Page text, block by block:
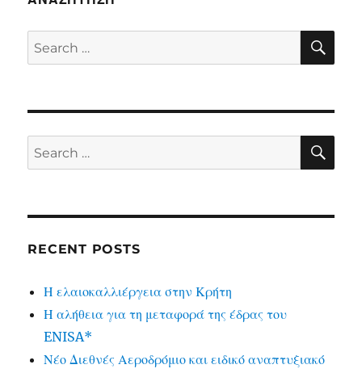
Search
for:
Search
for:
RECENT POSTS
Η ελαιοκαλλιέργεια στην Κρήτη
Η αλήθεια για τη μεταφορά της έδρας του
ENISA*
Νέο Διεθνές Αεροδρόμιο και ειδικό αναπτυξιακό